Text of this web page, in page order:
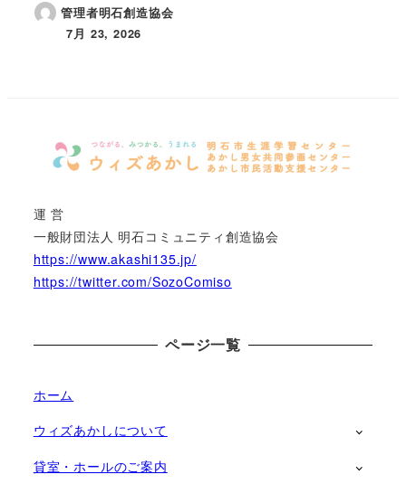
管理者明石創造協会
投稿日
7月 23, 2026
運 営
一般財団法人 明石コミュニティ創造協会
https://www.akashi135.jp/
https://twitter.com/SozoComiso
ページ一覧
ホーム
ウィズあかしについて
貸室・ホールのご案内